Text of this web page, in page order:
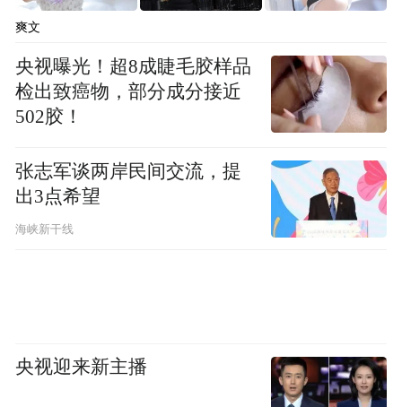
爽文
央视曝光！超8成睫毛胶样品
检出致癌物，部分成分接近
502胶！
张志军谈两岸民间交流，提
出3点希望
海峡新干线
央视迎来新主播